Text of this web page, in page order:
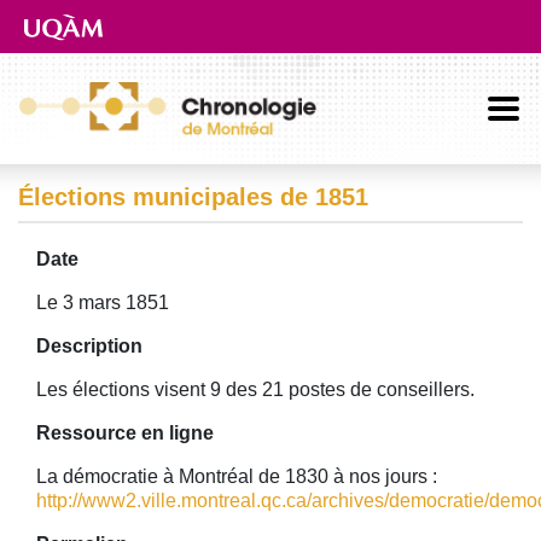
Aller directement au contenu principal
Élections municipales de 1851
Date
Le 3 mars 1851
Description
Les élections visent 9 des 21 postes de conseillers.
Ressource en ligne
La démocratie à Montréal de 1830 à nos jours :
http://www2.ville.montreal.qc.ca/archives/democratie/